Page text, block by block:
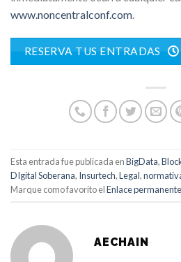
www.noncentralconf.com
RESERVA TUS ENTRADAS
Esta entrada fue publicada enBigData,
DIgital Soberana, Insurtech,Legal,
Marque como favorito elEnlace permanente
AECHAIN